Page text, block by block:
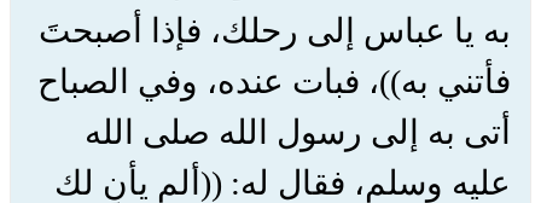
به يا عباس إلى رحلك، فإذا أصبحتَ
فأتني به))، فبات عنده، وفي الصباح
أتى به إلى رسول الله صلى الله
عليه وسلم، فقال له: ((ألم يأنِ لك